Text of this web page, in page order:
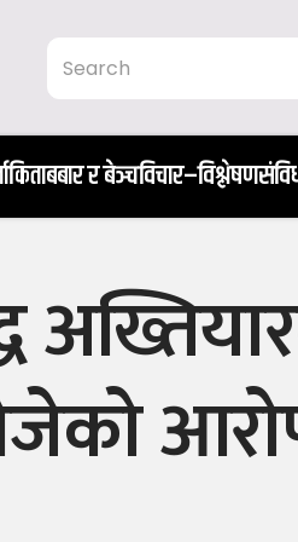
किताबबार र बेञ्चविचार–विश्लेषण